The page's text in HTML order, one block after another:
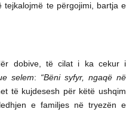
te përgojimi, bartja e
dobive, të cilat i ka cekur i
selem: “Bëni syfyr, ngaqë në
të kujdesesh për këtë ushqim
e familjes në tryezën e